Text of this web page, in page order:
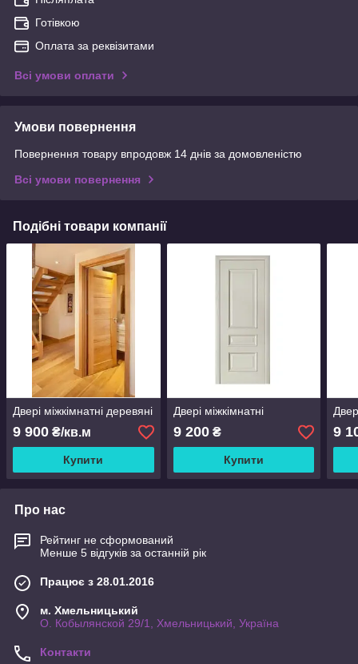
Готівкою
Оплата за реквізитами
Всі умови оплати
Умови повернення
Повернення товару впродовж 14 днів за домовленістю
Всі умови повернення
Подібні товари компанії
Двері міжкімнатні деревяні
9 900 ₴/кв.м
Купити
Двері міжкімнатні
9 200₴
Купити
9
Про нас
Рейтинг не сформований
Менше 5 відгуків за останній рік
Працює з 28.01.2016
м. Хмельницький
О. Кобылянской 29/1, Хмельницький, Україна
Контакти